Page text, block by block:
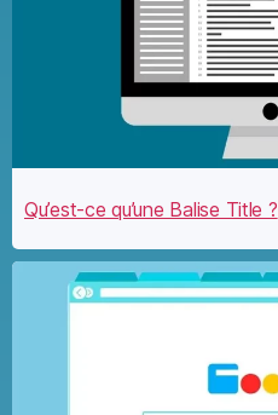
Qu’est-ce qu’une Balise Title ?